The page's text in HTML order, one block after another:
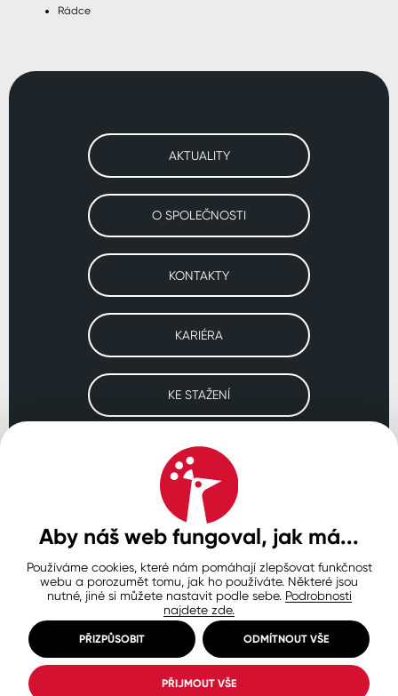
Rádce
AKTUALITY
O SPOLEČNOSTI
KONTAKTY
KARIÉRA
KE STAŽENÍ
Navštivte naše pobočky
SLOVENSKO POLSKO
Ochrana osobních údajů
Zásady používání souborů cookie
Nastavení cookies
© Copyright 2026 COLORLAK
Created by inCUBE
Aby náš web fungoval, jak má...
Používáme cookies, které nám pomáhají zlepšovat funkčnost
webu a porozumět tomu, jak ho používáte. Některé jsou
nutné, jiné si můžete nastavit podle sebe. Podrobnosti
najdete zde.
PŘIZPŮSOBIT ODMÍTNOUT VŠE
PŘIJMOUT VŠE